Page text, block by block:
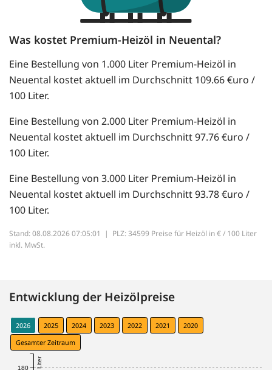
Was kostet Premium-Heizöl in Neuental?
Eine Bestellung von 1.000 Liter Premium-Heizöl in
Neuental kostet aktuell im Durchschnitt 109.66 €uro /
100 Liter.
Eine Bestellung von 2.000 Liter Premium-Heizöl in
Neuental kostet aktuell im Durchschnitt 97.76 €uro /
100 Liter.
Eine Bestellung von 3.000 Liter Premium-Heizöl in
Neuental kostet aktuell im Durchschnitt 93.78 €uro /
100 Liter.
Stand: 08.08.2026 07:05:01 | PLZ: 34599 Preise für Heizöl in € / 100 Liter
inkl. MwSt.
Entwicklung der Heizölpreise
2026 2025 2024 2023 2022 2021
2020
Gesamter Zeitraum
180